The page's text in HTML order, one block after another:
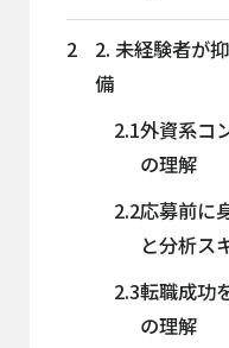
2
2. 未経験者が
備
2.1外資系コ
の理解
2.2応募前に
と分析ス
2.3転職成功
の理解